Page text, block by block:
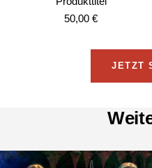
Angebotspreis
50,00 €
JETZT